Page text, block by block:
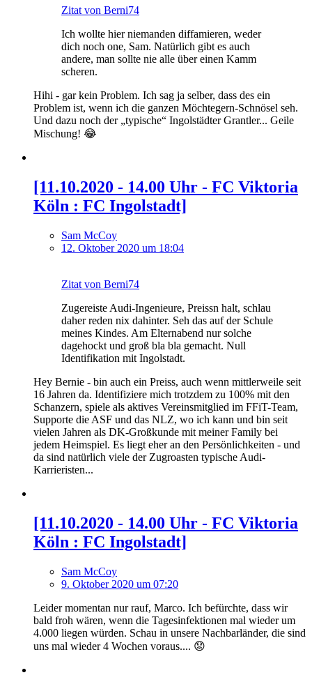
Zitat von Berni74
Ich wollte hier niemanden diffamieren, weder
dich noch one, Sam. Natürlich gibt es auch
andere, man sollte nie alle über einen Kamm
scheren.
Hihi - gar kein Problem. Ich sag ja selber, dass des ein
Problem ist, wenn ich die ganzen Möchtegern-Schnösel seh.
Und dazu noch der „typische“ Ingolstädter Grantler... Geile
Mischung! 😂
[11.10.2020 - 14.00 Uhr - FC Viktoria
Köln : FC Ingolstadt]
Sam McCoy
12. Oktober 2020 um 18:04
Zitat von Berni74
Zugereiste Audi-Ingenieure, Preissn halt, schlau
daher reden nix dahinter. Seh das auf der Schule
meines Kindes. Am Elternabend nur solche
dagehockt und groß bla bla gemacht. Null
Identifikation mit Ingolstadt.
Hey Bernie - bin auch ein Preiss, auch wenn mittlerweile seit
16 Jahren da. Identifiziere mich trotzdem zu 100% mit den
Schanzern, spiele als aktives Vereinsmitglied im FFiT-Team,
Supporte die ASF und das NLZ, wo ich kann und bin seit
vielen Jahren als DK-Großkunde mit meiner Family bei
jedem Heimspiel. Es liegt eher an den Persönlichkeiten - und
da sind natürlich viele der Zugroasten typische Audi-
Karrieristen...
[11.10.2020 - 14.00 Uhr - FC Viktoria
Köln : FC Ingolstadt]
Sam McCoy
9. Oktober 2020 um 07:20
Leider momentan nur rauf, Marco. Ich befürchte, dass wir
bald froh wären, wenn die Tagesinfektionen mal wieder um
4.000 liegen würden. Schau in unsere Nachbarländer, die sind
uns mal wieder 4 Wochen voraus.... 😟